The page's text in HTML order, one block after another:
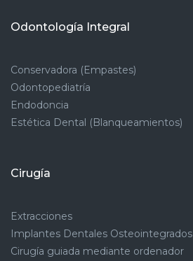
Odontología Integral
Conservadora (Empastes)
Odontopediatría
Endodoncia
Estética Dental (Blanqueamientos)
Cirugía
Extracciones
Implantes Dentales Osteointegrados
Cirugía guiada mediante ordenador